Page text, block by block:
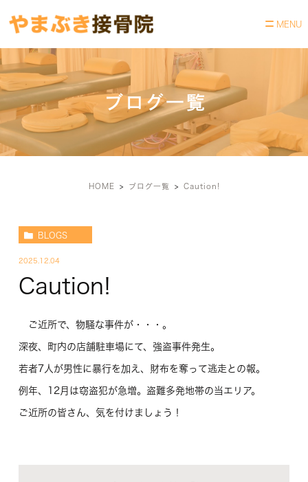
ブログ一覧
HOME ブログ一覧 Caution!
BLOGS
2025.12.04
Caution!
ご近所で、物騒な事件が・・・。
深夜、町内の店舗駐車場にて、強盗事件発生。
若者7人が男性に暴行を加え、財布を奪って逃走との報。
例年、12月は窃盗犯が急増。盗難多発地帯の当エリア。
ご近所の皆さん、気を付けましょう！